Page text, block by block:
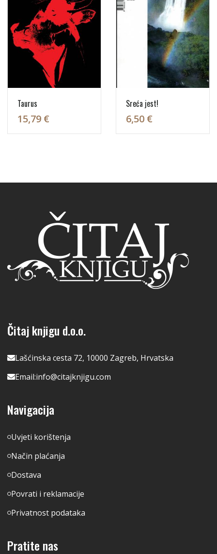
Taurus
15,79 €
Sreća jest!
6,50 €
Čitaj knjigu d.o.o.
Lašćinska cesta 72, 10000 Zagreb, Hrvatska
Email:info@citajknjigu.com
Navigacija
Uvjeti korištenja
Način plaćanja
Dostava
Povrati i reklamacije
Privatnost podataka
Pratite nas